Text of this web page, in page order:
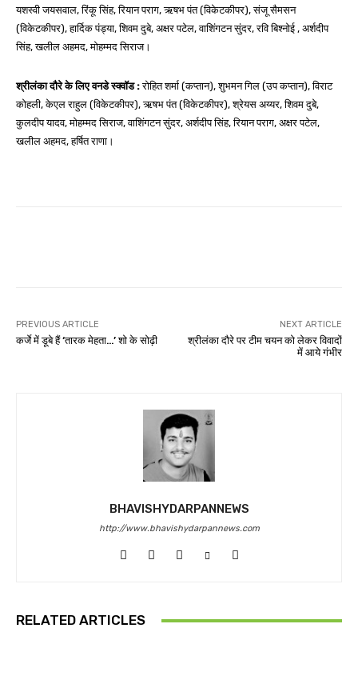
यशस्वी जयसवाल, रिंकू सिंह, रियान पराग, ऋषभ पंत (विकेटकीपर), संजू सैमसन
(विकेटकीपर), हार्दिक पंड्या, शिवम दुबे, अक्षर पटेल, वाशिंगटन सुंदर, रवि बिश्नोई , अर्शदीप
सिंह, खलील अहमद, मोहम्मद सिराज।
श्रीलंका दौरे के लिए वनडे स्क्वॉड :रोहित शर्मा (कप्तान), शुभमन गिल (उप कप्तान), विराट
कोहली, केएल राहुल (विकेटकीपर), ऋषभ पंत (विकेटकीपर), श्रेयस अय्यर, शिवम दुबे,
कुलदीप यादव, मोहम्मद सिराज, वाशिंगटन सुंदर, अर्शदीप सिंह, रियान पराग, अक्षर पटेल,
खलील अहमद, हर्षित राणा।
PREVIOUS ARTICLE
कर्जे में डूबे हैं ‘तारक मेहता…’ शो के सोढ़ी
NEXT ARTICLE
श्रीलंका दौरे पर टीम चयन को लेकर विवादों
में आये गंभीर
BHAVISHYDARPANNEWS
http://www.bhavishydarpannews.com
RELATED ARTICLES